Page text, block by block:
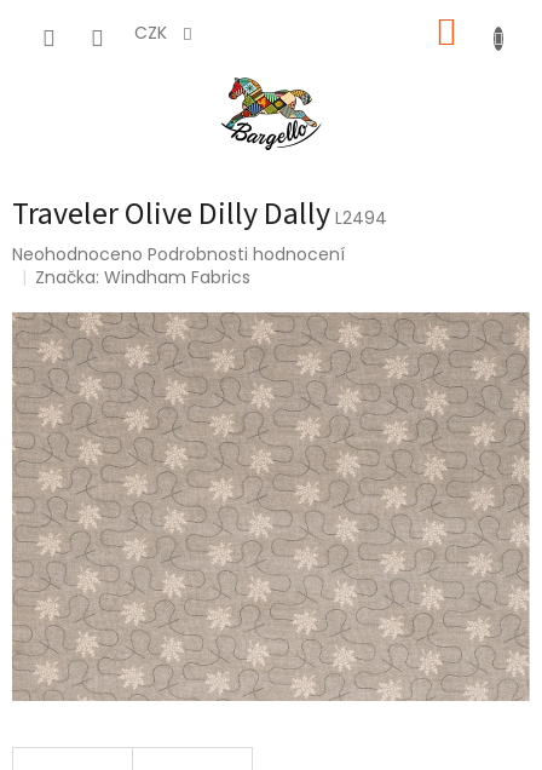
CZK
Traveler Olive Dilly Dally L2494
Průměrné
hodnocení
je
0,0
z
5
hvězdiček.
Neohodnoceno Podrobnosti hodnocení
Značka:Windham Fabrics